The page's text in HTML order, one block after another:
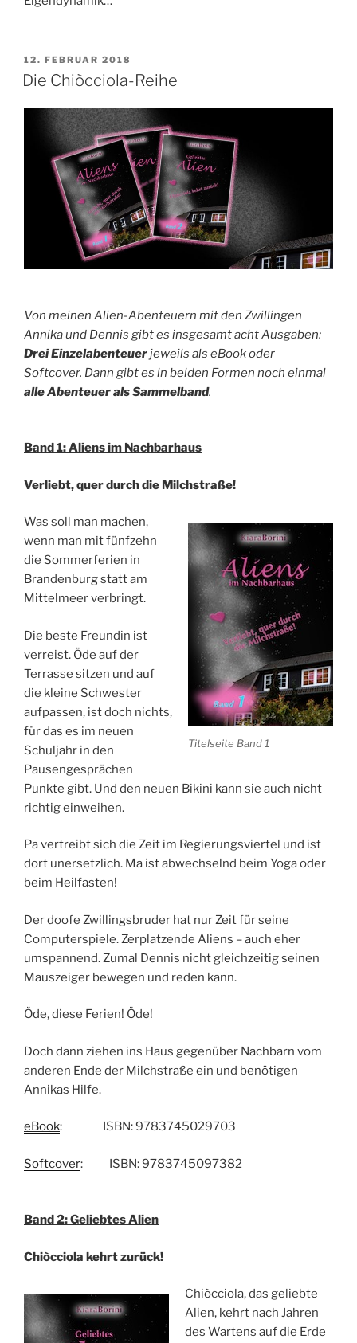
VERÖFFENTLICHT
AM
12. FEBRUAR 2018
Die Chiòcciola-Reihe
Von meinen Alien-Abenteuern mit den Zwillingen
Annika und Dennis gibt es insgesamt acht Ausgaben:
Drei Einzelabenteuerjeweils als eBook oder
Softcover. Dann gibt es in beiden Formen noch einmal
alle Abenteuer als Sammelband.
Band 1: Aliens im Nachbarhaus
Verliebt, quer durch die Milchstraße!
Titelseite Band 1
Was soll man machen,
wenn man mit fünfzehn
die Sommerferien in
Brandenburg statt am
Mittelmeer verbringt.
Die beste Freundin ist
verreist. Öde auf der
Terrasse sitzen und auf
die kleine Schwester
aufpassen, ist doch nichts,
für das es im neuen
Schuljahr in den
Pausengesprächen
Punkte gibt. Und den neuen Bikini kann sie auch nicht
richtig einweihen.
Pa vertreibt sich die Zeit im Regierungsviertel und ist
dort unersetzlich. Ma ist abwechselnd beim Yoga oder
beim Heilfasten!
Der doofe Zwillingsbruder hat nur Zeit für seine
Computerspiele. Zerplatzende Aliens – auch eher
umspannend. Zumal Dennis nicht gleichzeitig seinen
Mauszeiger bewegen und reden kann.
Öde, diese Ferien! Öde!
Doch dann ziehen ins Haus gegenüber Nachbarn vom
anderen Ende der Milchstraße ein und benötigen
Annikas Hilfe.
eBook: ISBN: 9783745029703
Softcover: ISBN: 9783745097382
Band 2: Geliebtes Alien
Chiòcciola kehrt zurück!
Chiòcciola, das geliebte
Alien, kehrt nach Jahren
des Wartens auf die Erde